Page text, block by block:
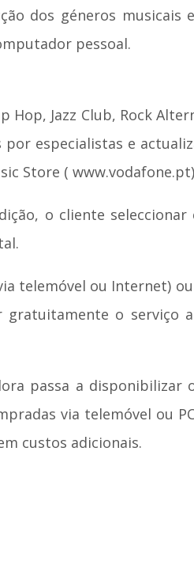
dos géneros musicais
pessoal.
Jazz Club, Rock
especialistas e
Store (
o cliente
telemóvel ou Internet)
o serviço
passa a disponibilizar
via telemóvel ou
custos adicionais.